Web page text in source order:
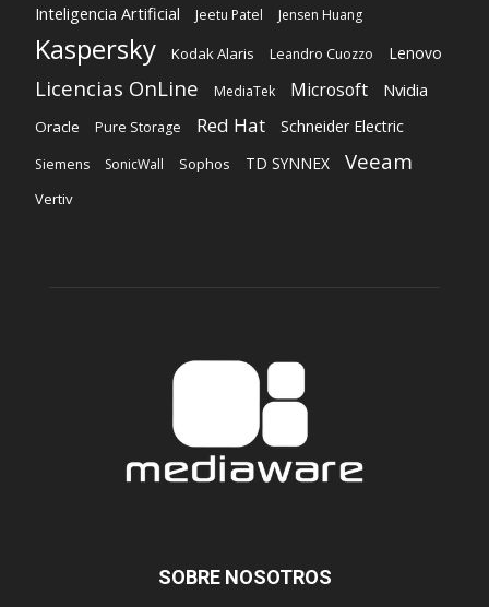
Inteligencia Artificial Jeetu Patel Jensen Huang
Kaspersky Kodak Alaris Leandro Cuozzo Lenovo
Licencias OnLine MediaTek Microsoft Nvidia
Oracle Pure Storage Red Hat Schneider Electric
Siemens SonicWall Sophos TD SYNNEX Veeam
Vertiv
SOBRE NOSOTROS